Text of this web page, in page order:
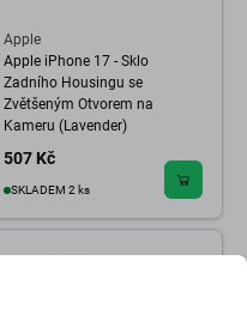
Apple
Apple iPhone 17 - Sklo
Zadního Housingu se
Zvětšeným Otvorem na
Kameru (Lavender)
507 Kč
SKLADEM 2 ks